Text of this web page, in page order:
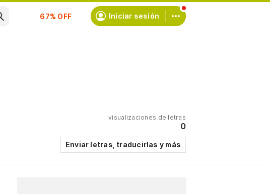
Suscríbete Iniciar sesión
visualizaciones de letras
0
Enviar letras, traducirlas y más